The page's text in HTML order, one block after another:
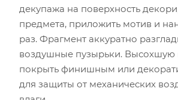
декупажа на поверхность
предмета, приложить мотив и
раз. Фрагмент аккуратно
воздушные пузырьки. Высохшую
покрыть финишным или
для защиты от механических